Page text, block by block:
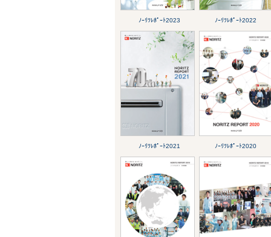
ﾉｰﾘﾂﾚﾎﾟｰﾄ2023 ﾉｰﾘﾂﾚﾎﾟｰﾄ2022
ﾉｰﾘﾂﾚﾎﾟｰﾄ2021 ﾉｰﾘﾂﾚﾎﾟｰﾄ2020